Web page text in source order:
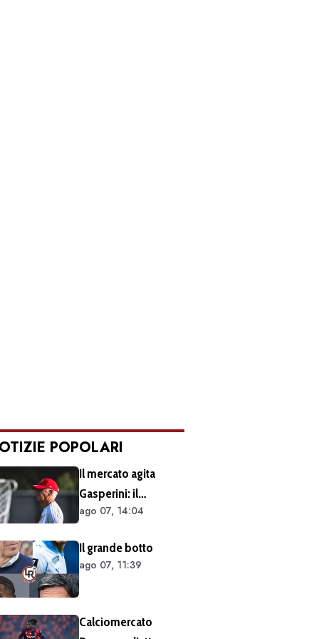
POPOLARI
Il mercato agita
Gasperini: il
retroscena dietro al
Ecco cosa è emerso
dal meeting con la
ago 07, 14:04
Il grande botto
ago 07, 11:39
Calciomercato